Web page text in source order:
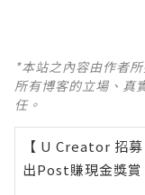
*本站之內容由作者
所有博客的立場、真
任。
【 U Creator 招募
出Post賺現金獎